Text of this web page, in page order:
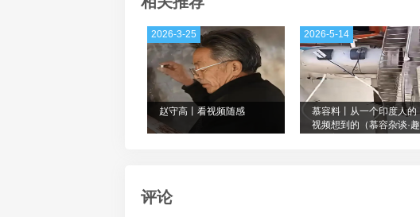
赵守高丨看视频随感
2026-3-25
慕容料丨从一个印度人的
视频想到的（慕容杂谈·趣
2026-5-14
评论